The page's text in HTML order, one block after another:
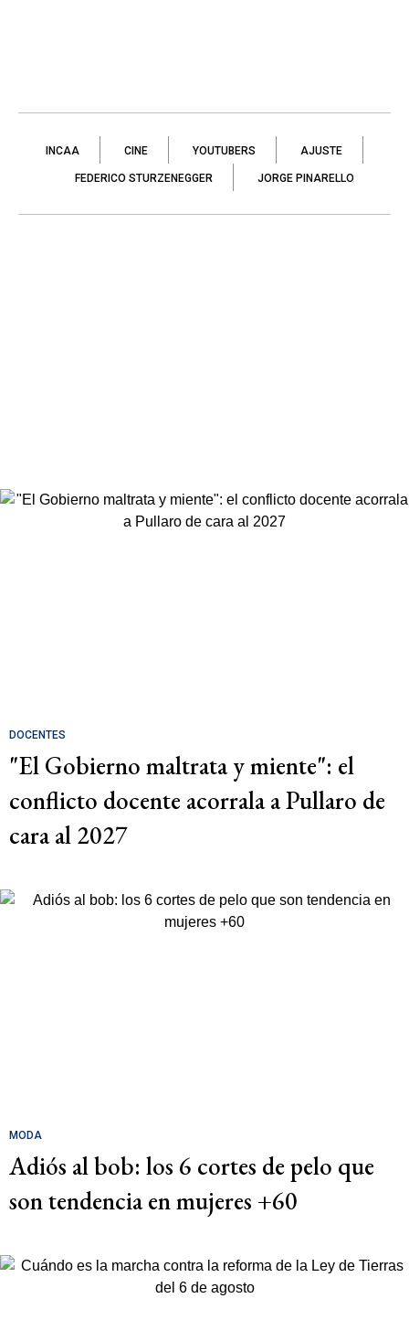
INCAA CINE YOUTUBERS AJUSTE
FEDERICO STURZENEGGER JORGE PINARELLO
DOCENTES
"El Gobierno maltrata y miente": el
conflicto docente acorrala a Pullaro de
cara al 2027
MODA
Adiós al bob: los 6 cortes de pelo que
son tendencia en mujeres +60